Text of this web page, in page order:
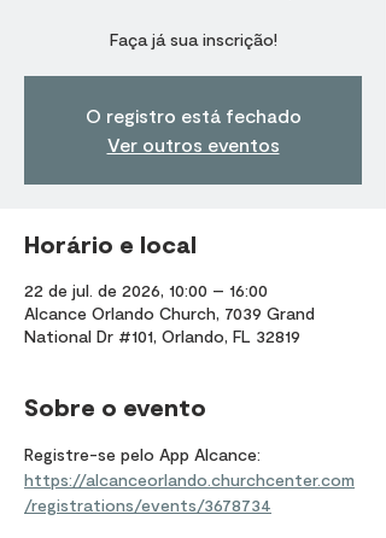
Faça já sua inscrição!
O registro está fechado
Ver outros eventos
Horário e local
22 de jul. de 2026, 10:00 – 16:00
Alcance Orlando Church, 7039 Grand
National Dr #101, Orlando, FL 32819
Sobre o evento
Registre-se pelo App Alcance:
https://alcanceorlando.churchcenter.com
/registrations/events/3678734